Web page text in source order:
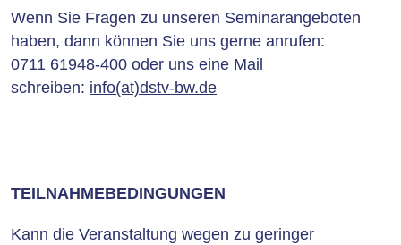
Wenn Sie Fragen zu unseren Seminarangeboten
haben, dann können Sie uns gerne anrufen:
0711 61948-400 oder uns eine Mail
schreiben: info(at)dstv-bw.de
TEILNAHMEBEDINGUNGEN
Kann die Veranstaltung wegen zu geringer